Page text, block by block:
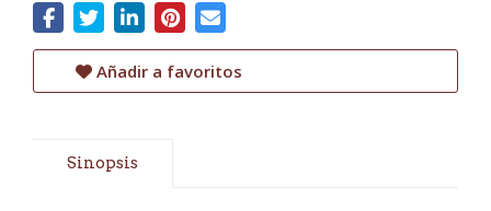
Añadir a favoritos
Sinopsis